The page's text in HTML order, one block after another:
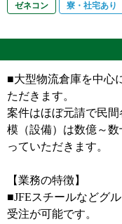
ゼネコン 寮・社宅あり
■大型物流倉庫を中心
ただきます。
案件はほぼ元請で民
模（設備）は数億～
っていただきます。
【業務の特徴】
■JFEスチールなどグ
受注が可能です。